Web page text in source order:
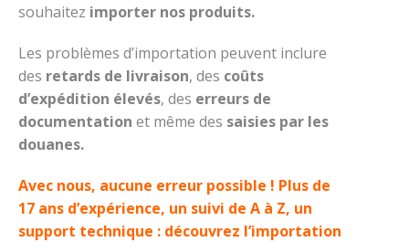
souhaitez importer nos produits.
Les problèmes d’importation peuvent inclure
des retards de livraison, des coûts
d’expédition élevés, des erreurs de
documentation et même des saisies par les
douanes.
Avec nous, aucune erreur possible ! Plus de
17 ans d’expérience, un suivi de A à Z, un
support technique : découvrez l’importation